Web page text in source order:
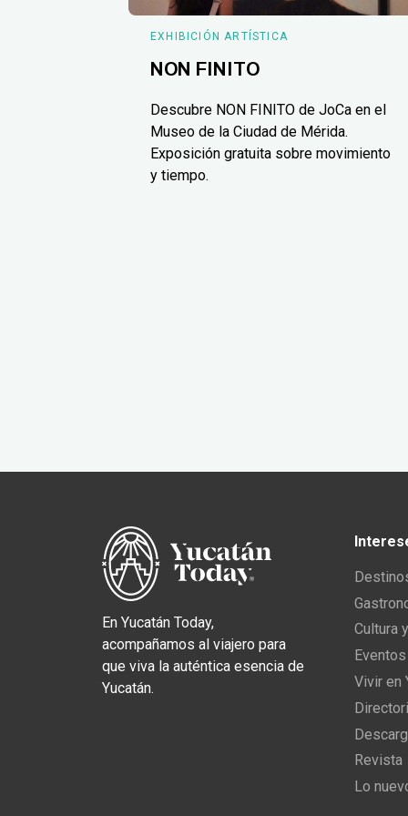
EXHIBICIÓN ARTÍSTICA
NON FINITO
Descubre NON FINITO de JoCa en el
Museo de la Ciudad de Mérida.
Exposición gratuita sobre movimiento
y tiempo.
En Yucatán Today,
acompañamos al viajero para
que viva la auténtica esencia de
Yucatán.
Cultura
Vivir en
Revista
Lo